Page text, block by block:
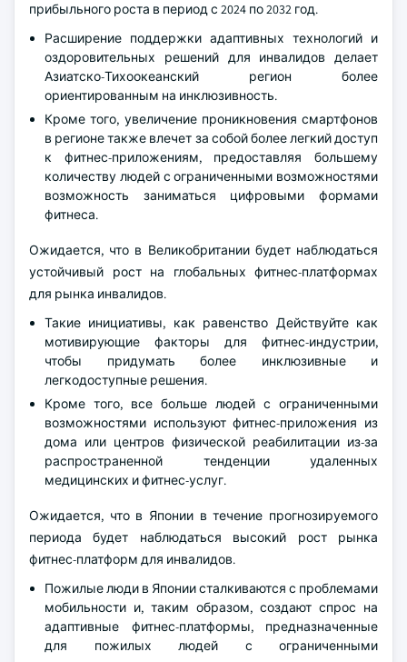
прибыльного роста в период с 2024 по 2032 год.
Расширение поддержки адаптивных технологий и
оздоровительных решений для инвалидов делает
Азиатско-Тихоокеанский регион более
ориентированным на инклюзивность.
Кроме того, увеличение проникновения смартфонов
в регионе также влечет за собой более легкий доступ
к фитнес-приложениям, предоставляя большему
количеству людей с ограниченными возможностями
возможность заниматься цифровыми формами
фитнеса.
Ожидается, что в Великобритании будет наблюдаться
устойчивый рост на глобальных фитнес-платформах
для рынка инвалидов.
Такие инициативы, как равенство Действуйте как
мотивирующие факторы для фитнес-индустрии,
чтобы придумать более инклюзивные и
легкодоступные решения.
Кроме того, все больше людей с ограниченными
возможностями используют фитнес-приложения из
дома или центров физической реабилитации из-за
распространенной тенденции удаленных
медицинских и фитнес-услуг.
Ожидается, что в Японии в течение прогнозируемого
периода будет наблюдаться высокий рост рынка
фитнес-платформ для инвалидов.
Пожилые люди в Японии сталкиваются с проблемами
мобильности и, таким образом, создают спрос на
адаптивные фитнес-платформы, предназначенные
для пожилых людей с ограниченными